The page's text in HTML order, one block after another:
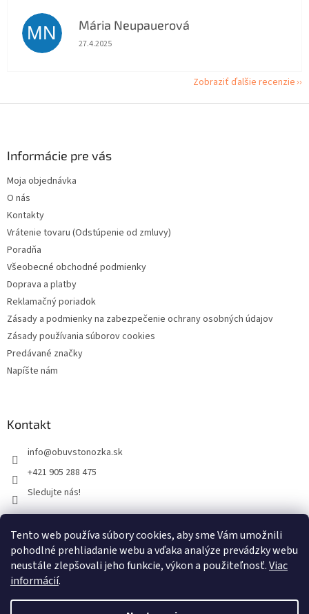
Tento web používa súbory cookies, aby sme Vám umožnili
pohodlné prehliadanie webu a vďaka analýze prevádzky webu
neustále zlepšovali jeho funkcie, výkon a použiteľnosť.Viac
informácií.
MN Mária Neupauerová
Hodnotenie obchodu je 5 z 5 hviezdičiek.
27.4.2025
Zobraziť ďalšie recenzie
Informácie pre vás
Moja objednávka
O nás
Kontakty
Vrátenie tovaru (Odstúpenie od zmluvy)
Poradňa
Všeobecné obchodné podmienky
Doprava a platby
Reklamačný poriadok
Zásady a podmienky na zabezpečenie ochrany osobných údajov
Zásady používania súborov cookies
Predávané značky
Napíšte nám
Kontakt
info@obuvstonozka.sk
+421 905 288 475
Sledujte nás!
Facebook
Vytvoril Shoptet